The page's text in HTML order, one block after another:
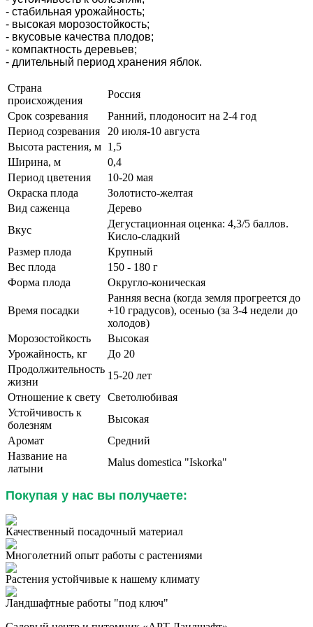
- стабильная урожайность;
- высокая морозостойкость;
- вкусовые качества плодов;
- компактность деревьев;
- длительный период хранения яблок.
Страна
происхождения
Россия
Срок созревания
Ранний, плодоносит на 2-4 год
Период созревания
20 июля-10 августа
Высота растения, м 1,5
Ширина, м
0,4
Период цветения
10-20 мая
Окраска плода
Золотисто-желтая
Вид саженца
Дерево
Вкус
Дегустационная оценка: 4,3/5 баллов.
Кисло-сладкий
Размер плода
Крупный
Вес плода
150 - 180 г
Форма плода
Округло-коническая
Время посадки
Ранняя весна (когда земля прогреется до
+10 градусов), осенью (за 3-4 недели до
холодов)
Морозостойкость
Высокая
Урожайность, кг
До 20
Продолжительность
жизни
15-20 лет
Отношение к свету Светолюбивая
Устойчивость к
болезням
Высокая
Аромат
Средний
Название на
латыни
Malus domestica "Iskorka"
Покупая у нас вы получаете:
Качественный посадочный материал
Многолетний опыт работы с растениями
Растения устойчивые к нашему климату
Ландшафтные работы "под ключ"